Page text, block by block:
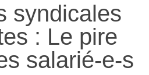
syndicales
: Le pire
salarié-e-s